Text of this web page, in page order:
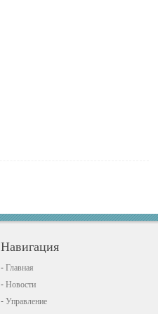
Навигация
Главная
Новости
Управление